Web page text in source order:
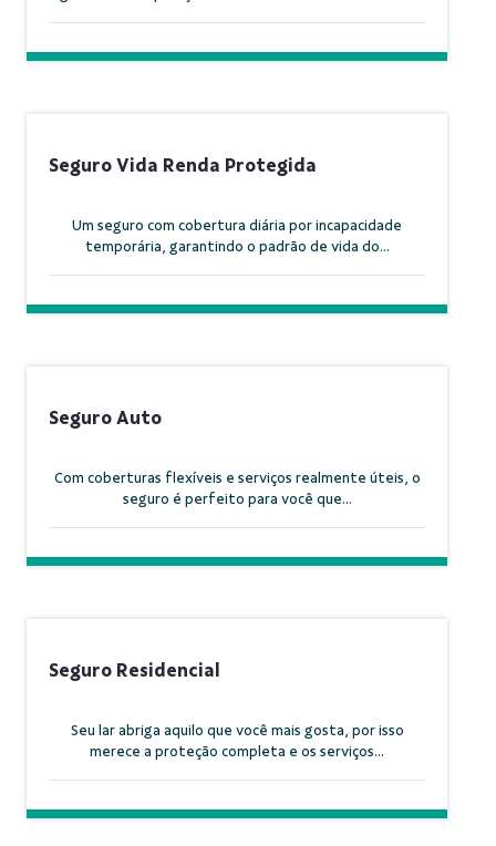
Seguro Vida Renda Protegida
Um seguro com cobertura diária por incapacidade
temporária, garantindo o padrão de vida do...
Seguro Auto
Com coberturas flexíveis e serviços realmente úteis, o
seguro é perfeito para você que...
Seguro Residencial
Seu lar abriga aquilo que você mais gosta, por isso
merece a proteção completa e os serviços...